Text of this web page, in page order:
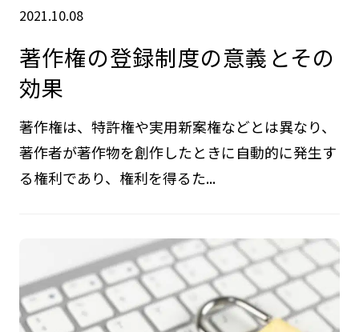
2021.10.08
著作権の登録制度の意義とその
効果
著作権は、特許権や実用新案権などとは異なり、
著作者が著作物を創作したときに自動的に発生す
る権利であり、権利を得るた...